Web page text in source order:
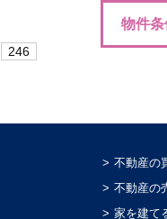
246
物件条
不動産の
不動産の
家を建て